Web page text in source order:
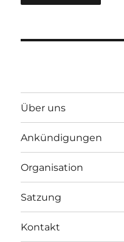
Über uns
Ankündigungen
Organisation
Satzung
Kontakt